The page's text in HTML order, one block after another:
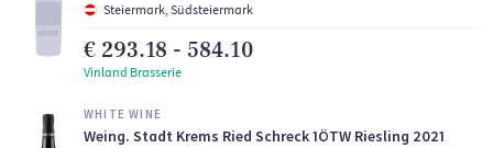
Steiermark, Südsteiermark
€ 293.18 - 584.10
Vinland Brasserie
WHITE WINE
Weing. Stadt Krems Ried Schreck 1ÖTW Riesling 2021